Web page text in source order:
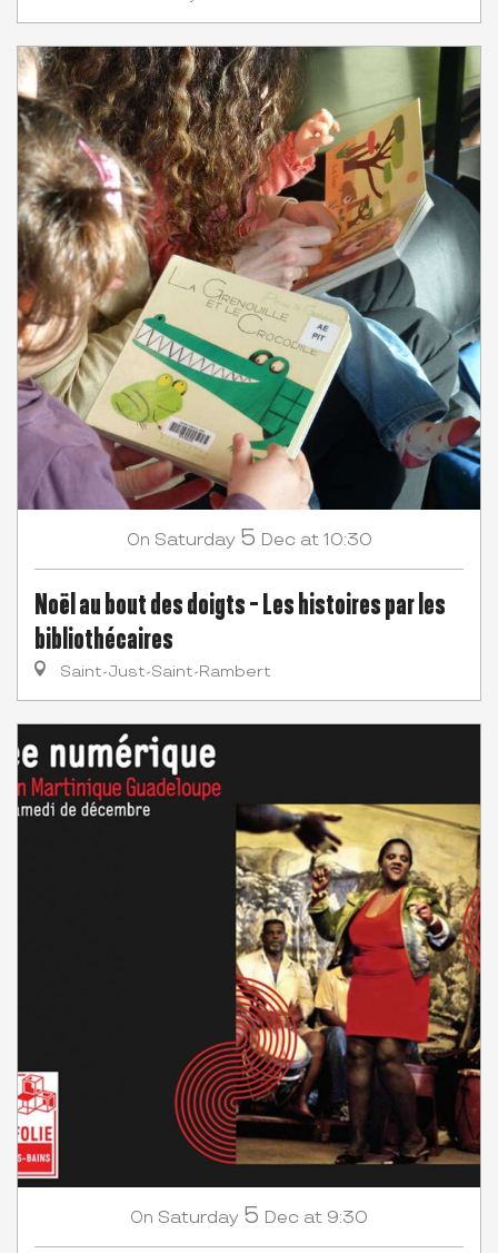
On Saturday 5 Dec at 10:30
Noël au bout des doigts - Les histoires par les
bibliothécaires
Saint-Just-Saint-Rambert
On Saturday 5 Dec at 9:30